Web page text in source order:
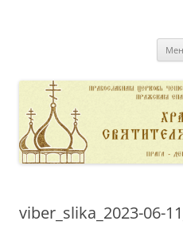
viber_slika_2023-06-